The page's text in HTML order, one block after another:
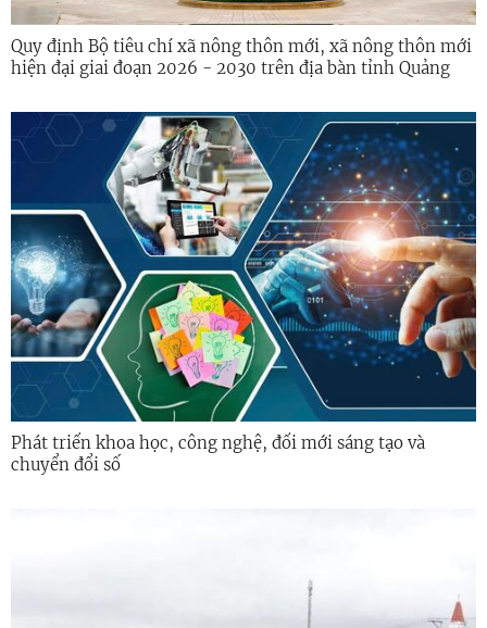
Quy định Bộ tiêu chí xã nông thôn mới, xã nông thôn mới
hiện đại giai đoạn 2026 - 2030 trên địa bàn tỉnh Quảng
Phát triển khoa học, công nghệ, đổi mới sáng tạo và
chuyển đổi số